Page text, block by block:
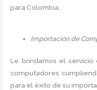
para Colombia.
Importación de
Le brindamos el
computadores
para el éxito de su